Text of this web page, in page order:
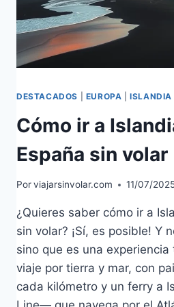
DESTACADOS EUROPA |ISLANDIA
Cómo ir a
España sin volar
Porviajarsinvolar.com 11/07/
¿Quieres saber cómo ir a
sin volar? ¡Sí, es posible! Y
sino que es una
viaje por tierra y mar, con
cada kilómetro y un ferry a